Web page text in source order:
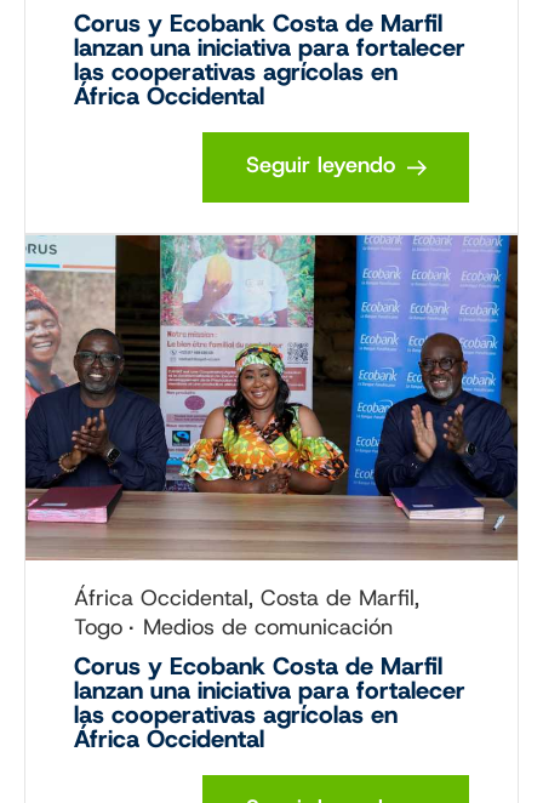
Corus y Ecobank Costa de Marfil
lanzan una iniciativa para fortalecer
las cooperativas agrícolas en
África Occidental
Seguir leyendo
África Occidental, Costa de Marfil,
Togo
Medios de comunicación
Corus y Ecobank Costa de Marfil
lanzan una iniciativa para fortalecer
las cooperativas agrícolas en
África Occidental